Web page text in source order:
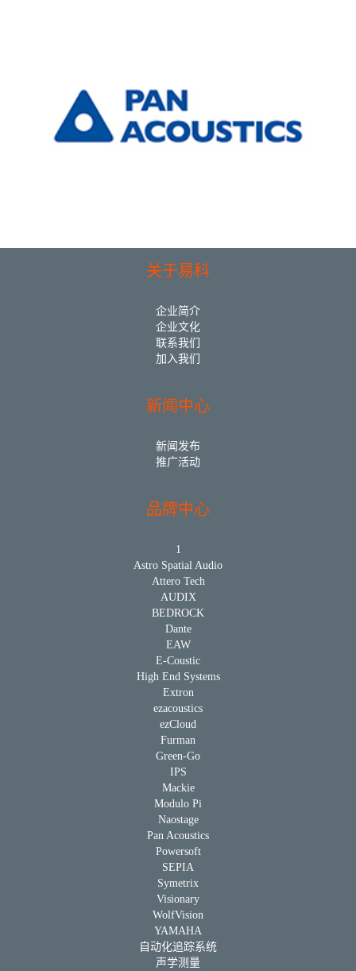
关于易科
企业简介
企业文化
联系我们
加入我们
新闻中心
新闻发布
推广活动
品牌中心
1
Astro Spatial Audio
Attero Tech
AUDIX
BEDROCK
Dante
EAW
E-Coustic
High End Systems
Extron
ezacoustics
ezCloud
Furman
Green-Go
IPS
Mackie
Modulo Pi
Naostage
Pan Acoustics
Powersoft
SEPIA
Symetrix
Visionary
WolfVision
YAMAHA
自动化追踪系统
声学测量